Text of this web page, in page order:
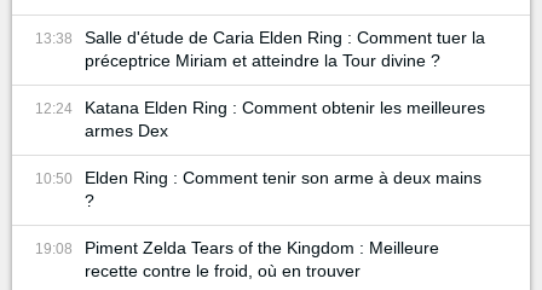
13:38
Salle d'étude de Caria Elden Ring : Comment tuer la
préceptrice Miriam et atteindre la Tour divine ?
12:24
Katana Elden Ring : Comment obtenir les meilleures
armes Dex
10:50
Elden Ring : Comment tenir son arme à deux mains
?
19:08
Piment Zelda Tears of the Kingdom : Meilleure
recette contre le froid, où en trouver